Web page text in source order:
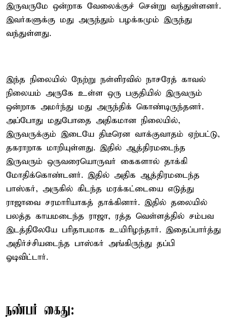
இருவருமே ஒன்றாக வேலைக்குச் சென்று வந்துள்ளனர்.
இவர்களுக்கு மது அருந்தும் பழக்கமும் இருந்து
வந்துள்ளது.
இந்த நிலையில் நேற்று நள்ளிரவில் நாசரேத் காவல்
நிலையம் அருகே உள்ள ஒரு பகுதியில் இருவரும்
ஒன்றாக அமர்ந்து மது அருந்திக் கொண்டிருந்தனர்.
அப்போது மதுபோதை அதிகமான நிலையில்,
இருவருக்கும் இடையே திடீரென வாக்குவாதம் ஏற்பட்டு,
தகராறாக மாறியுள்ளது. இதில் ஆத்திரமடைந்த
இருவரும் ஒருவரையொருவர் கைகளால் தாக்கி
மோதிக்கொண்டனர். இதில் அதிக ஆத்திரமடைந்த
பாஸ்கர், அருகில் கிடந்த மரக்கட்டையை எடுத்து
ராஜாவை சரமாரியாகத் தாக்கினார். இதில் தலையில்
பலத்த காயமடைந்த ராஜா, ரத்த வெள்ளத்தில் சம்பவ
இடத்திலேயே பரிதாபமாக உயிரிழந்தார். இதைப்பார்த்து
அதிர்ச்சியடைந்த பாஸ்கர் அங்கிருந்து தப்பி
ஓடிவிட்டார்.
நண்பர் கைது: